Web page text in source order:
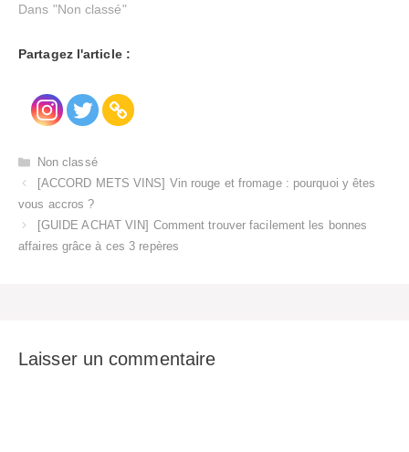
Dans "Non classé"
Partagez l'article :
Catégories
Non classé
[ACCORD METS VINS] Vin rouge et fromage : pourquoi y êtes
vous accros ?
[GUIDE ACHAT VIN] Comment trouver facilement les bonnes
affaires grâce à ces 3 repères
Laisser un commentaire